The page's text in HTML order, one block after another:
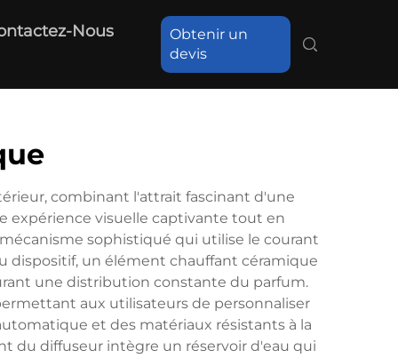
Nous
Obtenir un
devis
combinant l'attrait fascinant d'une
expérience visuelle captivante tout en
sophistiqué qui utilise le courant
dispositif, un élément chauffant céramique
une distribution constante du parfum.
aux utilisateurs de personnaliser
et des matériaux résistants à la
du diffuseur intègre un réservoir d'eau qui